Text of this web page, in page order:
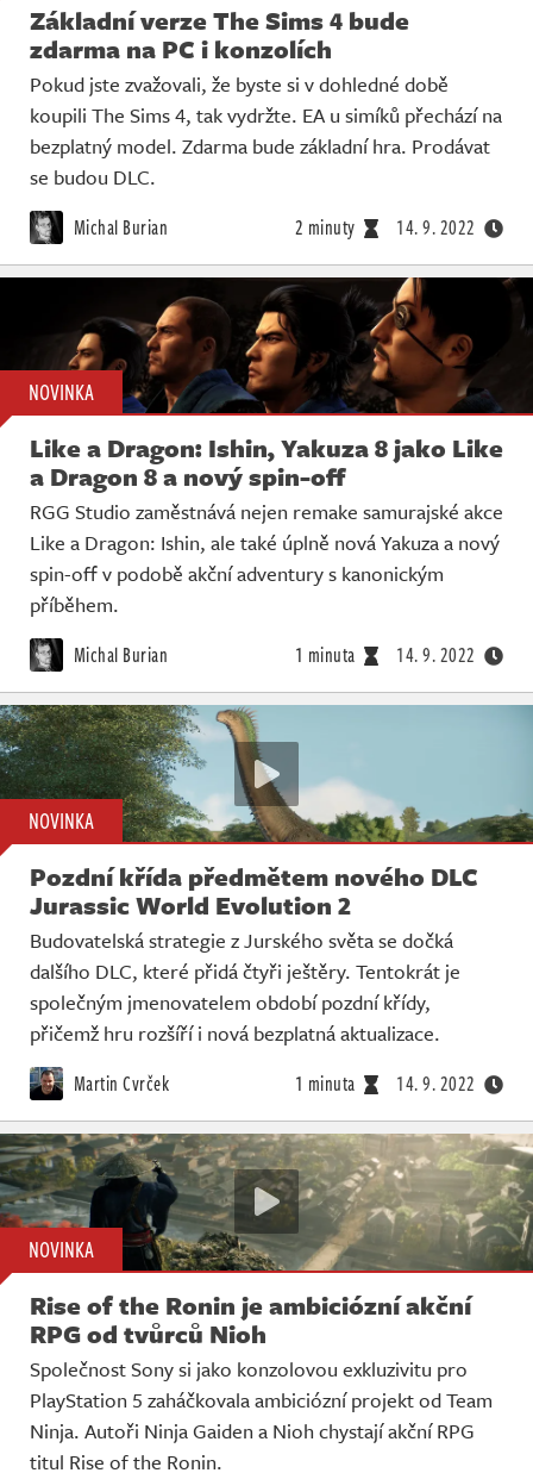
Základní verze The Sims 4 bude
zdarma na PC i konzolích
Pokud jste zvažovali, že byste si v dohledné době
koupili The Sims 4, tak vydržte. EA u simíků přechází na
bezplatný model. Zdarma bude základní hra. Prodávat
se budou DLC.
Michal Burian 2 minuty 14. 9. 2022
NOVINKA
Like a Dragon: Ishin, Yakuza 8 jako Like
a Dragon 8 a nový spin-off
RGG Studio zaměstnává nejen remake samurajské akce
Like a Dragon: Ishin, ale také úplně nová Yakuza a nový
spin-off v podobě akční adventury s kanonickým
příběhem.
Michal Burian 1 minuta 14. 9. 2022
NOVINKA
Pozdní křída předmětem nového DLC
Jurassic World Evolution 2
Budovatelská strategie z Jurského světa se dočká
dalšího DLC, které přidá čtyři ještěry. Tentokrát je
společným jmenovatelem období pozdní křídy,
přičemž hru rozšíří i nová bezplatná aktualizace.
Martin Cvrček 1 minuta 14. 9. 2022
NOVINKA
Rise of the Ronin je ambiciózní akční
RPG od tvůrců Nioh
Společnost Sony si jako konzolovou exkluzivitu pro
PlayStation 5 zaháčkovala ambiciózní projekt od Team
Ninja. Autoři Ninja Gaiden a Nioh chystají akční RPG
titul Rise of the Ronin.